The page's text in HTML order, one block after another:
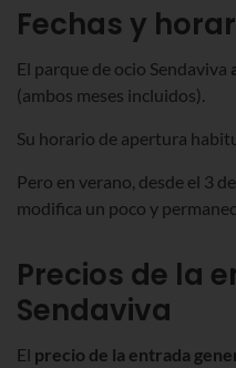
Fechas y
El parque de ocio Sendaviva
(ambos meses incluidos).
Su horario de apertura
Pero en verano, desde el 3
modifica un poco y
Precios de la
Sendaviva
El precio de la entrada